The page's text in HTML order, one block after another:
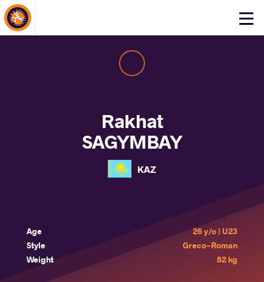
Click
About Events
Rakhat
SAGYMBAY
KAZ
Age
26 y/o | U23
Style
Greco-Roman
Weight
82 kg